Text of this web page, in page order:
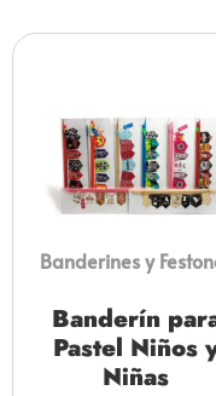
Banderines y
Banderín
Pastel Niños
Niñas